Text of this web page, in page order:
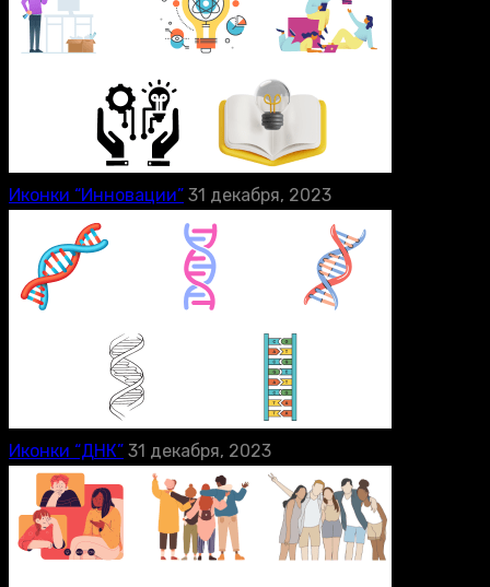
Иконки “Инновации” 31 декабря, 2023
Иконки “ДНК” 31 декабря, 2023